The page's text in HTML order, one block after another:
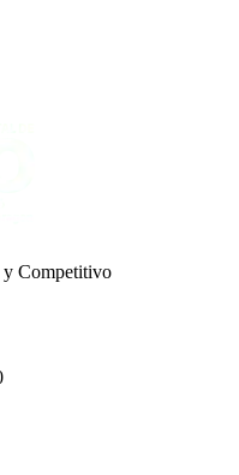
y Competitivo